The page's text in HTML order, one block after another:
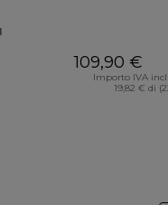
109,90 €
Importo IVA
19,82 € di